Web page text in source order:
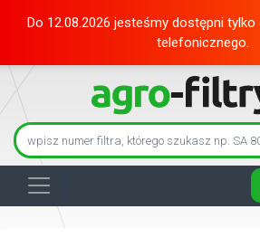
Do 12.08.2026 jesteśmy dostępni
telefonicznego.